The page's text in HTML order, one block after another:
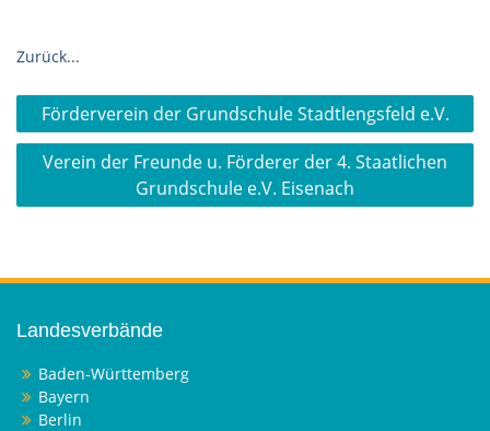
Zurück...
Beitragsnavigation
Förderverein der Grundschule Stadtlengsfeld e.V.
Verein der Freunde u. Förderer der 4. Staatlichen
Grundschule e.V. Eisenach
Landesverbände
Baden-Württemberg
Bayern
Berlin